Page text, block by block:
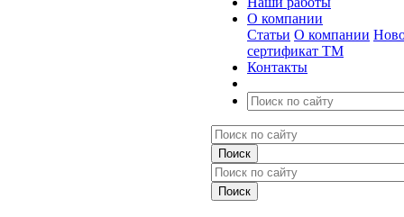
О компании
Статьи О компании
сертификат ТМ
Контакты